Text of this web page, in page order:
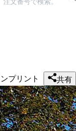
プリント 共有